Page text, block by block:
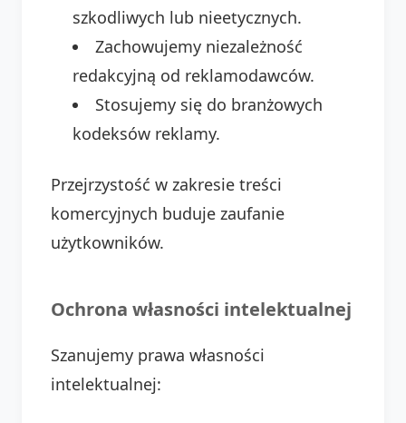
szkodliwych lub nieetycznych.
Zachowujemy niezależność
redakcyjną od reklamodawców.
Stosujemy się do branżowych
kodeksów reklamy.
Przejrzystość w zakresie treści
komercyjnych buduje zaufanie
użytkowników.
Ochrona własności intelektualnej
Szanujemy prawa własności
intelektualnej: